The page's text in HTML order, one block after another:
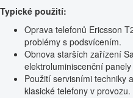
Typické použití:
Oprava telefonů Ericsson
problémy s podsvícením.
Obnova starších zařízení
elektroluminiscenční
Použití servisními techniky
klasické telefony v provozu.